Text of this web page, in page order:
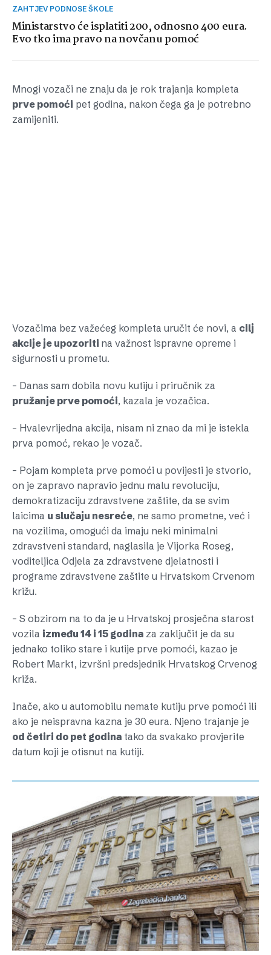
ZAHTJEV PODNOSE ŠKOLE
Ministarstvo će isplatiti 200, odnosno 400 eura.
Evo tko ima pravo na novčanu pomoć
Mnogi vozači ne znaju da je rok trajanja kompleta
prve pomoći pet godina, nakon čega ga je potrebno
zamijeniti.
Vozačima bez važećeg kompleta uručit će novi, a cilj
akcije je upozoriti na važnost ispravne opreme i
sigurnosti u prometu.
– Danas sam dobila novu kutiju i priručnik za
pružanje prve pomoći, kazala je vozačica.
– Hvalevrijedna akcija, nisam ni znao da mi je istekla
prva pomoć, rekao je vozač.
– Pojam kompleta prve pomoći u povijesti je stvorio,
on je zapravo napravio jednu malu revoluciju,
demokratizaciju zdravstvene zaštite, da se svim
laicima u slučaju nesreće, ne samo prometne, već i
na vozilima, omogući da imaju neki minimalni
zdravstveni standard, naglasila je Vijorka Roseg,
voditeljica Odjela za zdravstvene djelatnosti i
programe zdravstvene zaštite u Hrvatskom Crvenom
križu.
– S obzirom na to da je u Hrvatskoj prosječna starost
vozila između 14 i 15 godina za zaključit je da su
jednako toliko stare i kutije prve pomoći, kazao je
Robert Markt, izvršni predsjednik Hrvatskog Crvenog
križa.
Inače, ako u automobilu nemate kutiju prve pomoći ili
ako je neispravna kazna je 30 eura. Njeno trajanje je
od četiri do pet godina tako da svakako provjerite
datum koji je otisnut na kutiji.